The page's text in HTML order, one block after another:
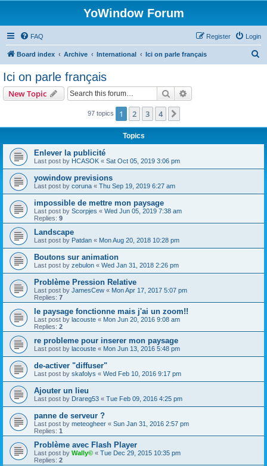
YoWindow Forum
FAQ Login
Register
Board index Archive International Ici on parle français
Ici on parle français
New Topic Search
97 topics 1 2 3 4
Topics
Enlever la publicité
Last post by HCASOK « Sat Oct 05, 2019 3:06 pm
yowindow previsions
Last post by coruna « Thu Sep 19, 2019 6:27 am
impossible de mettre mon paysage
Last post by Scorpjes « Wed Jun 05, 2019 7:38 am
Replies: 9
Landscape
Last post by Patdan « Mon Aug 20, 2018 10:28 pm
Boutons sur animation
Last post by zebulon « Wed Jan 31, 2018 2:26 pm
Problème Pression Relative
Last post by JamesCew « Mon Apr 17, 2017 5:07 pm
Replies: 7
le paysage fonctionne mais j'ai un zoom!!
Last post by lacouste « Mon Jun 20, 2016 9:08 am
Replies: 2
re probleme pour inserer mon paysage
Last post by lacouste « Mon Jun 13, 2016 5:48 pm
de-activer "diffuser"
Last post by skafolys « Wed Feb 10, 2016 9:17 pm
Ajouter un lieu
Last post by Drareg53 « Tue Feb 09, 2016 4:25 pm
panne de serveur ?
Last post by meteogheer « Sun Jan 31, 2016 2:57 pm
Replies: 1
Problème avec Flash Player
Last post by Wally© « Tue Dec 29, 2015 10:35 pm
Replies: 2